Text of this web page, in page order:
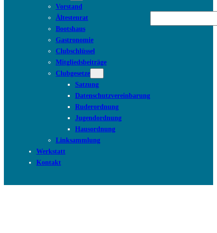
Vorstand
Ältestenrat
Bootshaus
Gastronomie
Clubschlüssel
Mitgliedsbeiträge
Clubgesetze
Satzung
Datenschutzvereinbarung
Ruderordnung
Jugendordnung
Hausordnung
Linksammlung
Werkstatt
Kontakt